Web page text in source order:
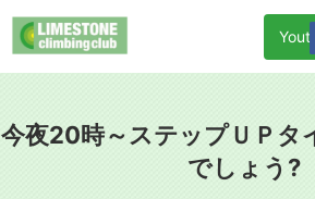
今夜20時～ステップＵＰタ
でしょう?